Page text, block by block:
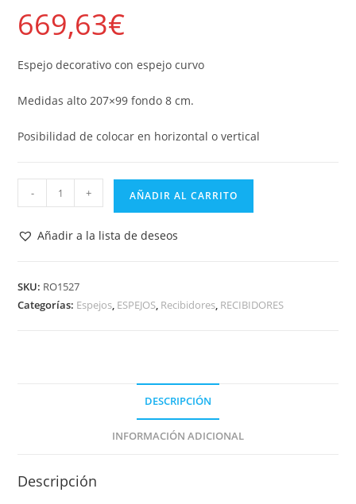
669,63€
Espejo decorativo con espejo curvo
Medidas alto 207×99 fondo 8 cm.
Posibilidad de colocar en horizontal o vertical
DECORATIVO
CON
ESPEJO
CURVO
- + AÑADIR AL CARRITO
Añadir a la lista de deseos
SKU: RO1527
Categorías: Espejos, ESPEJOS, Recibidores, RECIBIDORES
DESCRIPCIÓN
INFORMACIÓN ADICIONAL
Descripción